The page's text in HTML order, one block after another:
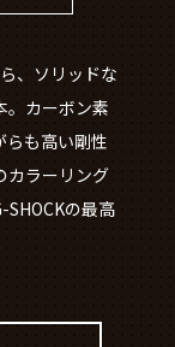
、ソリッドな
。カーボン素
らも高い剛性
カラーリング
の最高